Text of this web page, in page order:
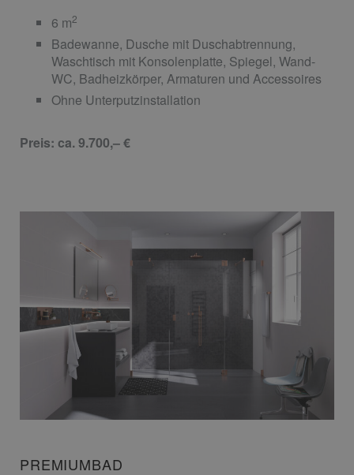
6 m2
Badewanne, Dusche mit Duschabtrennung,
Waschtisch mit Konsolenplatte, Spiegel, Wand-
WC, Badheizkörper, Armaturen und Accessoires
Ohne Unterputzinstallation
Preis: ca. 9.700,– €
PREMIUMBAD